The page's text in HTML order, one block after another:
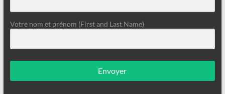
Votre nom et prénom (First and Last Name)
Envoyer